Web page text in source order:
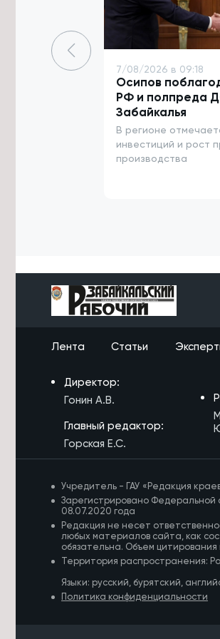
Забайкалья проведут
Красноярском крае
7/08/2026 в 14:23
Житель Архангельска
рублей у родственников
СВО в Забайкалье
7/08/2026 в 14:12
Капремонт детсадов и
Забайкалье почти
этом году
Пострадавшего от удара
ж/д в Забайкалье
транспортируют в Москву
Путешествовать по
машине станет
7/08/2026 в 12:29
Более 300 млрд рублей
на развитие Читы и
Забайкальский тренер
7/08/2026 в 11:42
Уровень пожарной
снизился в Забайкалье
7/08/2026 в 11:16
Более 4 тысяч детей и
Забайкалье занимаются
киокусинкай каратэ
7/08/2026 в 09:18
Осипов
РФ и полпреда
Забайкалья
В регионе
инвестиций и рост
производства
Лента Статьи
Директор:
Гонин А.В.
Главный редактор:
Горская Е.С.
Учредитель - ГАУ «Редакция
Зарегистрировано Федеральной
08.07.2020 года
Редакция не несет
любых материалов сайта, как
обязательна. Объем
Территория распространения:
Языки: русский, бурятский,
Политика конфиденциальности